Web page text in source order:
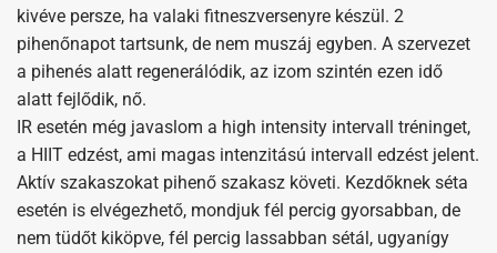
kivéve persze, ha valaki fitneszversenyre készül. 2
pihenőnapot tartsunk, de nem muszáj egyben. A szervezet
a pihenés alatt regenerálódik, az izom szintén ezen idő
alatt fejlődik, nő.
IR esetén még javaslom a high intensity intervall tréninget,
a HIIT edzést, ami magas intenzitású intervall edzést jelent.
Aktív szakaszokat pihenő szakasz követi. Kezdőknek séta
esetén is elvégezhető, mondjuk fél percig gyorsabban, de
nem tüdőt kiköpve, fél percig lassabban sétál, ugyanígy